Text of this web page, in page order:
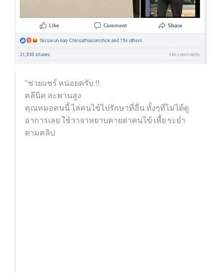
“ช่วยแชร์ หน่อยครับ !!
คลีนิค สะพานสูง
คุณหมอคนนี้ ไล่คนไข้ไปรักษาที่อื่น ทั้งๆที่ไม่ได้ดู
อาการเลย ใช้วาจาหยาบคายด่าคนไข้ เหี้ย ระยำ
ตามคลิป